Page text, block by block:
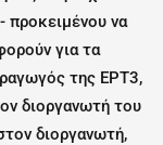
προκειμένου να
για τα
της ΕΡΤ3,
διοργανωτή του
διοργανωτή,